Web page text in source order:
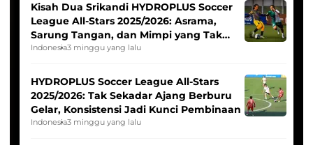
Kisah Dua Srikandi HYDROPLUS Soccer
League All-Stars 2025/2026: Asrama,
Sarung Tangan, dan Mimpi yang Tak
Pernah Padam
Indonesia3 minggu yang lalu
HYDROPLUS Soccer League All-Stars
2025/2026: Tak Sekadar Ajang Berburu
Gelar, Konsistensi Jadi Kunci Pembinaan
Indonesia3 minggu yang lalu